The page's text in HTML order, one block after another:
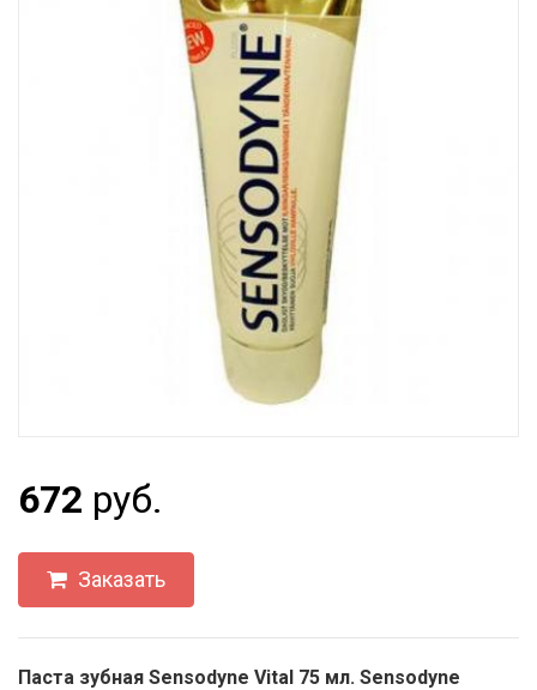
672 руб.
Заказать
Паста зубная Sensodyne Vital 75 мл. Sensodyne